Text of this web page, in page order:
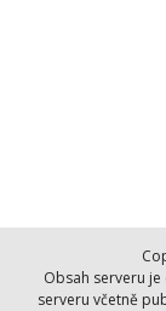
Obsah serveru
serveru včetně